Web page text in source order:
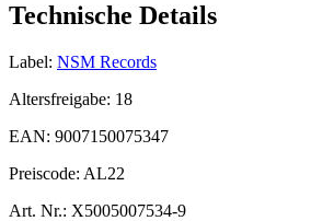
Technische Details
Label: NSM Records
Altersfreigabe: 18
EAN: 9007150075347
Preiscode: AL22
Art. Nr.: X5005007534-9